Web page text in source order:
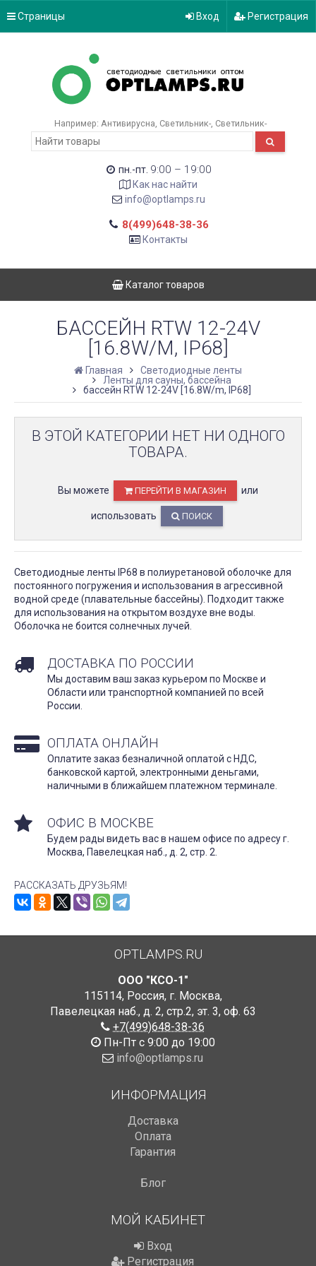
Страницы Вход Регистрация
Например: Антивирусна Светильник- Светильник-
пн.-пт. 9:00 – 19:00
Как нас найти
info@optlamps.ru
8(499)648-38-36
Контакты
Каталог товаров
БАССЕЙН RTW 12-24V
[16.8W/M, IP68]
Главная
Светодиодные ленты
Ленты для сауны, бассейна
бассейн RTW 12-24V [16.8W/m, IP68]
В ЭТОЙ КАТЕГОРИИ НЕТ НИ ОДНОГО
ТОВАРА.
Вы можете ПЕРЕЙТИ В МАГАЗИН или
использовать ПОИСК
Светодиодные ленты IP68 в полиуретановой оболочке для
постоянного погружения и использования в агрессивной
водной среде (плавательные бассейны). Подходит также
для использования на открытом воздухе вне воды.
Оболочка не боится солнечных лучей.
ДОСТАВКА ПО РОССИИ
Мы доставим ваш заказ курьером по Москве и
Области или транспортной компанией по всей
России.
ОПЛАТА ОНЛАЙН
Оплатите заказ безналичной оплатой с НДС,
банковской картой, электронными деньгами,
наличными в ближайшем платежном терминале.
ОФИС В МОСКВЕ
Будем рады видеть вас в нашем офисе по адресу г.
Москва, Павелецкая наб., д. 2, стр. 2.
РАССКАЗАТЬ ДРУЗЬЯМ!
OPTLAMPS.RU
ООО "КСО-1"
115114, Россия, г. Москва,
Павелецкая наб., д. 2, стр.2, эт. 3, оф. 63
+7(499)648-38-36
Пн-Пт с 9:00 до 19:00
info@optlamps.ru
ИНФОРМАЦИЯ
Доставка
Оплата
Гарантия
Блог
МОЙ КАБИНЕТ
Вход
Регистрация